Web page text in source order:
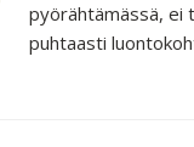
pyörähtämässä, ei
puhtaasti